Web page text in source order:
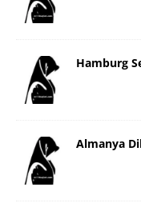
Hamburg
Almanya